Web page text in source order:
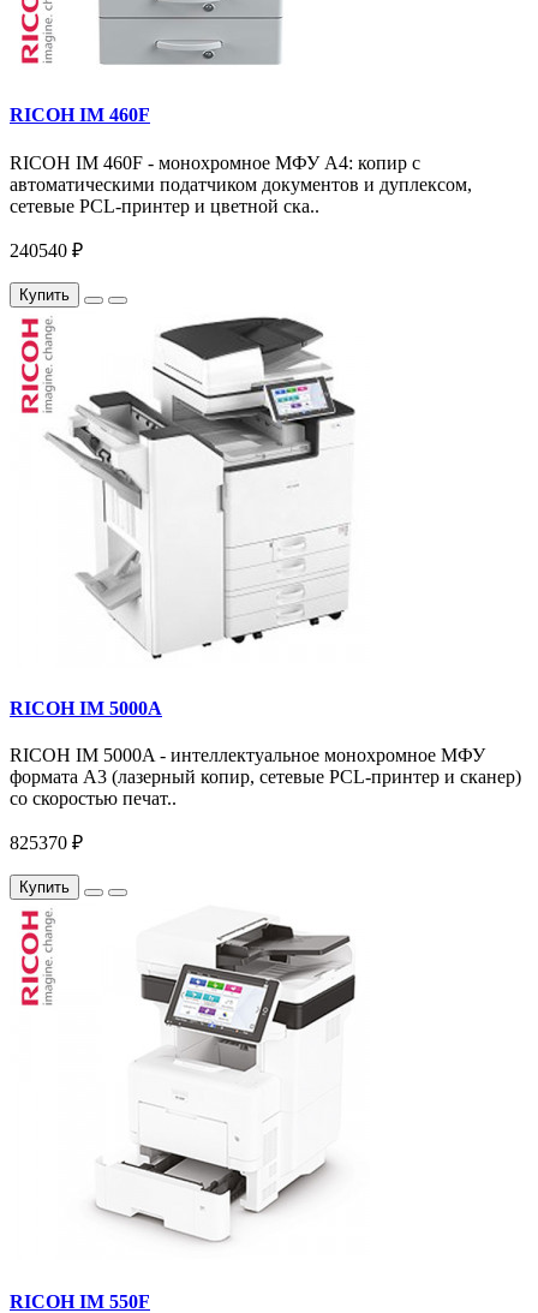
RICOH IM 460F
RICOH IM 460F - монохромное МФУ A4: копир с
автоматическими податчиком документов и дуплексом,
сетевые PCL-принтер и цветной ска..
240540 ₽
Купить
RICOH IM 5000A
RICOH IM 5000A - интеллектуальное монохромное МФУ
формата А3 (лазерный копир, сетевые PCL-принтер и сканер)
со скоростью печат..
825370 ₽
Купить
RICOH IM 550F